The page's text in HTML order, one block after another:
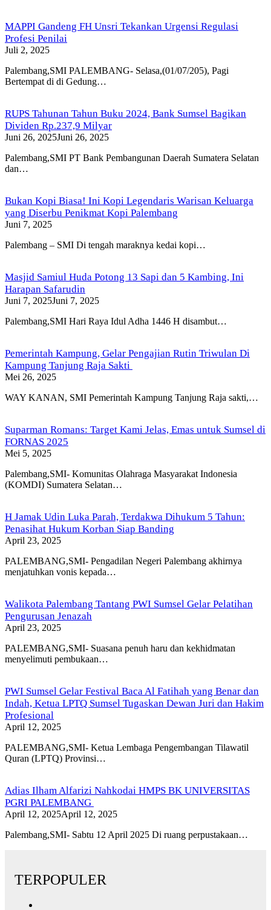
MAPPI Gandeng FH Unsri Tekankan Urgensi Regulasi
Profesi Penilai
Juli 2, 2025
Palembang,SMI PALEMBANG- Selasa,(01/07/205), Pagi
Bertempat di di Gedung…
RUPS Tahunan Tahun Buku 2024, Bank Sumsel Bagikan
Dividen Rp.237,9 Milyar
Juni 26, 2025Juni 26, 2025
Palembang,SMI PT Bank Pembangunan Daerah Sumatera Selatan
dan…
Bukan Kopi Biasa! Ini Kopi Legendaris Warisan Keluarga
yang Diserbu Penikmat Kopi Palembang
Juni 7, 2025
Palembang – SMI Di tengah maraknya kedai kopi…
Masjid Samiul Huda Potong 13 Sapi dan 5 Kambing, Ini
Harapan Safarudin
Juni 7, 2025Juni 7, 2025
Palembang,SMI Hari Raya Idul Adha 1446 H disambut…
Pemerintah Kampung, Gelar Pengajian Rutin Triwulan Di
Kampung Tanjung Raja Sakti
Mei 26, 2025
WAY KANAN, SMI Pemerintah Kampung Tanjung Raja sakti,…
Suparman Romans: Target Kami Jelas, Emas untuk Sumsel di
FORNAS 2025
Mei 5, 2025
Palembang,SMI- Komunitas Olahraga Masyarakat Indonesia
(KOMDI) Sumatera Selatan…
H Jamak Udin Luka Parah, Terdakwa Dihukum 5 Tahun:
Penasihat Hukum Korban Siap Banding
April 23, 2025
PALEMBANG,SMI- Pengadilan Negeri Palembang akhirnya
menjatuhkan vonis kepada…
Walikota Palembang Tantang PWI Sumsel Gelar Pelatihan
Pengurusan Jenazah
April 23, 2025
PALEMBANG,SMI- Suasana penuh haru dan kekhidmatan
menyelimuti pembukaan…
PWI Sumsel Gelar Festival Baca Al Fatihah yang Benar dan
Indah, Ketua LPTQ Sumsel Tugaskan Dewan Juri dan Hakim
Profesional
April 12, 2025
PALEMBANG,SMI- Ketua Lembaga Pengembangan Tilawatil
Quran (LPTQ) Provinsi…
Adias Ilham Alfarizi Nahkodai HMPS BK UNIVERSITAS
PGRI PALEMBANG
April 12, 2025April 12, 2025
Palembang,SMI- Sabtu 12 April 2025 Di ruang perpustakaan…
TERPOPULER